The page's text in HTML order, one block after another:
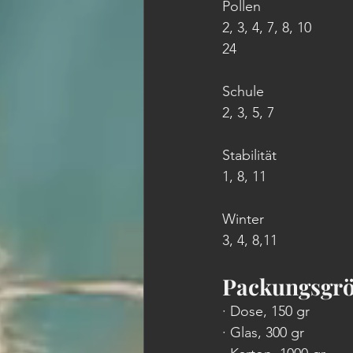
Pollen
2, 3, 4, 7, 8, 10
24
Schule
2, 3, 5, 7
Stabilität
1, 8, 11
Winter
3, 4, 8,11
· Dose, 150 gr
· Glas, 300 gr